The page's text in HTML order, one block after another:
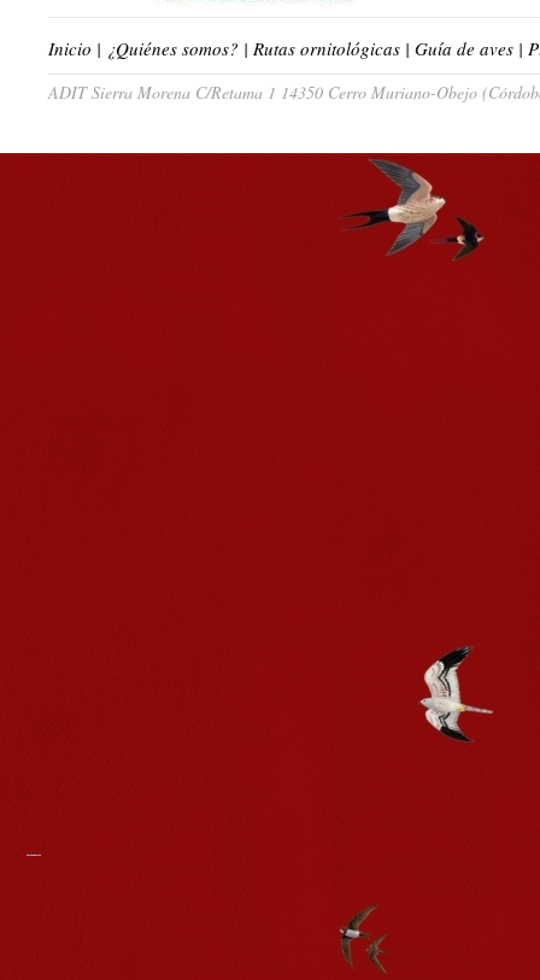
Inicio | ¿Quiénes somos? | Rutas ornitológicas | Guía de aves |
ADIT Sierra Morena C/Retama 1 14350 Cerro Muriano-Obejo